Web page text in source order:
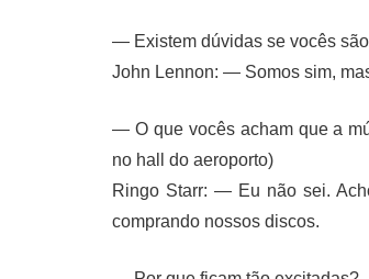
— Existem dúvidas se vocês
John Lennon: — Somos sim,
— O que vocês acham que a
no hall do aeroporto)
Ringo Starr: — Eu não sei.
comprando nossos discos.